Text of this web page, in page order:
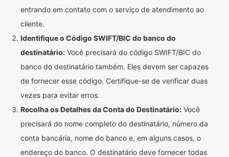
entrando em contato com o serviço de atendimento ao
cliente.
Identifique o Código SWIFT/BIC do banco do
destinatário: Você precisará do código SWIFT/BIC do
banco do destinatário também. Eles devem ser capazes
de fornecer esse código. Certifique-se de verificar duas
vezes para evitar erros.
Recolha os Detalhes da Conta do Destinatário: Você
precisará do nome completo do destinatário, número da
conta bancária, nome do banco e, em alguns casos, o
endereço do banco. O destinatário deve fornecer todas